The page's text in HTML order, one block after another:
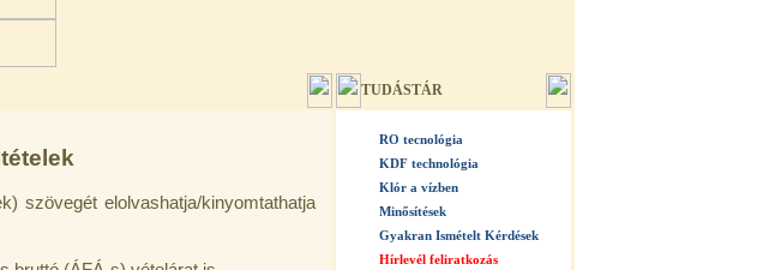
szövegét elolvashatja/kinyomtathatja
TUDÁSTÁR
RO tecnológia
KDF technológia
Klór a vízben
Minősítések
Gyakran Ismételt Kérdések
Hírlevél feliratkozás